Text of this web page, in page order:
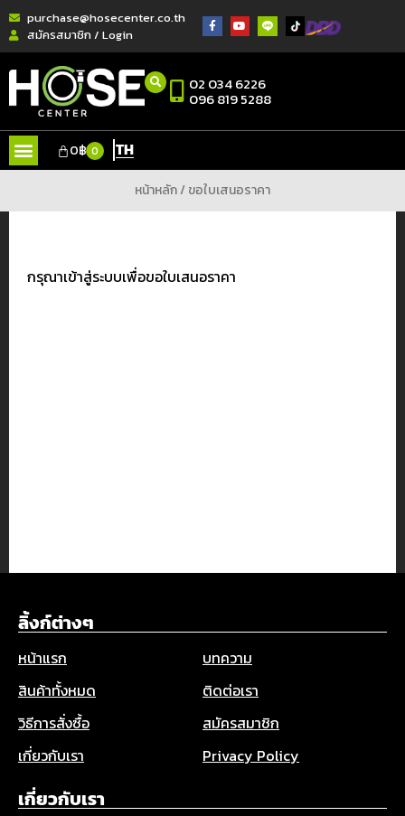
purchase@hosecenter.co.th
สมัครสมาชิก / Login
02 034 6226
096 819 5288
0฿ 0 TH
หน้าหลัก/ ขอใบเสนอราคา
กรุณาเข้าสู่ระบบเพื่อขอใบเสนอราคา
ลิ้งก์ต่างๆ
หน้าแรก
บทความ
สินค้าทั้งหมด
ติดต่อเรา
วิธีการสั่งซื้อ
สมัครสมาชิก
เกี่ยวกับเรา
Privacy Policy
เกี่ยวกับเรา